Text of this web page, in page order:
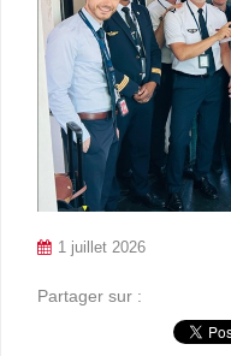
1 juillet 2026
Partager sur :